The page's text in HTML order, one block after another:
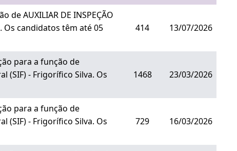
de AUXILIAR DE INSPEÇÃO
Os candidatos têm até 05
414 13/07/2026
para a função de
(SIF) - Frigorífico Silva. Os
1468 23/03/2026
para a função de
(SIF) - Frigorífico Silva. Os
729 16/03/2026